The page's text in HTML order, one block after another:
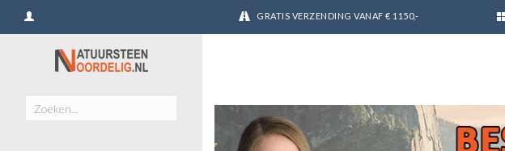
GRATIS VERZENDING VANAF € 1150,-